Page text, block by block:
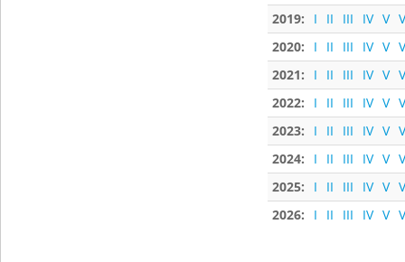
2019:
I II III IV V
2020:
I II III IV V
2021:
I II III IV V
2022:
I II III IV V
2023:
I II III IV V
2024:
I II III IV V
2025:
I II III IV V
2026:
I II III IV V